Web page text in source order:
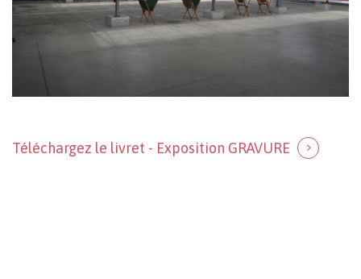
Téléchargez le livret - Exposition GRAVURE